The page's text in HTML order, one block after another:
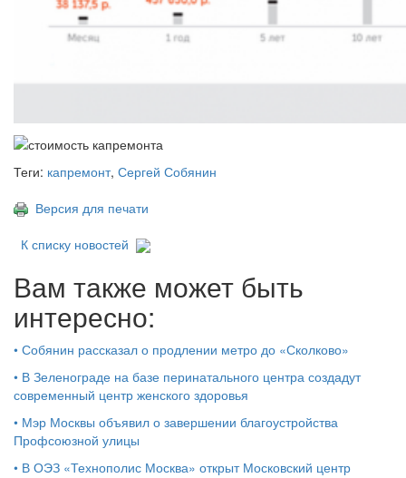
Теги: капремонт, Сергей Собянин
Версия для печати
К списку новостей
Вам также может быть
интересно:
• Собянин рассказал о продлении метро до «Сколково»
• В Зеленограде на базе перинатального центра создадут
современный центр женского здоровья
• Мэр Москвы объявил о завершении благоустройства
Профсоюзной улицы
• В ОЭЗ «Технополис Москва» открыт Московский центр